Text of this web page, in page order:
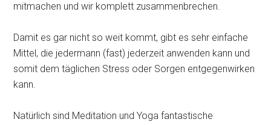
mitmachen und wir komplett zusammenbrechen.
Damit es gar nicht so weit kommt, gibt es sehr einfache
Mittel, die jedermann (fast) jederzeit anwenden kann und
somit dem täglichen Stress oder Sorgen entgegenwirken
kann.
Natürlich sind Meditation und Yoga fantastische